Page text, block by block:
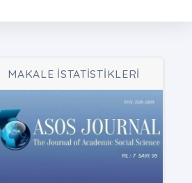
MAKALE İSTATİSTİKLERİ